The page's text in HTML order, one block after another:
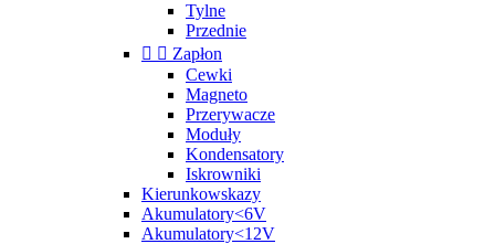
Tylne
Przednie
  Zapłon
Cewki
Magneto
Przerywacze
Moduły
Kondensatory
Iskrowniki
Kierunkowskazy
Akumulatory<6V
Akumulatory<12V